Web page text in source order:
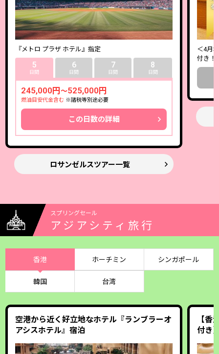
『メトロ プラザ ホテル』指定
5
日間
6
日間
7
日間
8
日間
245,000円～525,000円
燃油目安代金含む ※諸税等別途必要
この日数の詳細
ロサンゼルスツアー一覧
＜4月
付き！
スプリングセール
アジアシティ旅行
香港 ホーチミン シンガポール
韓国 台湾
空港から近く好立地なホテル『ランブラーオ
アシスホテル』宿泊
【
付き